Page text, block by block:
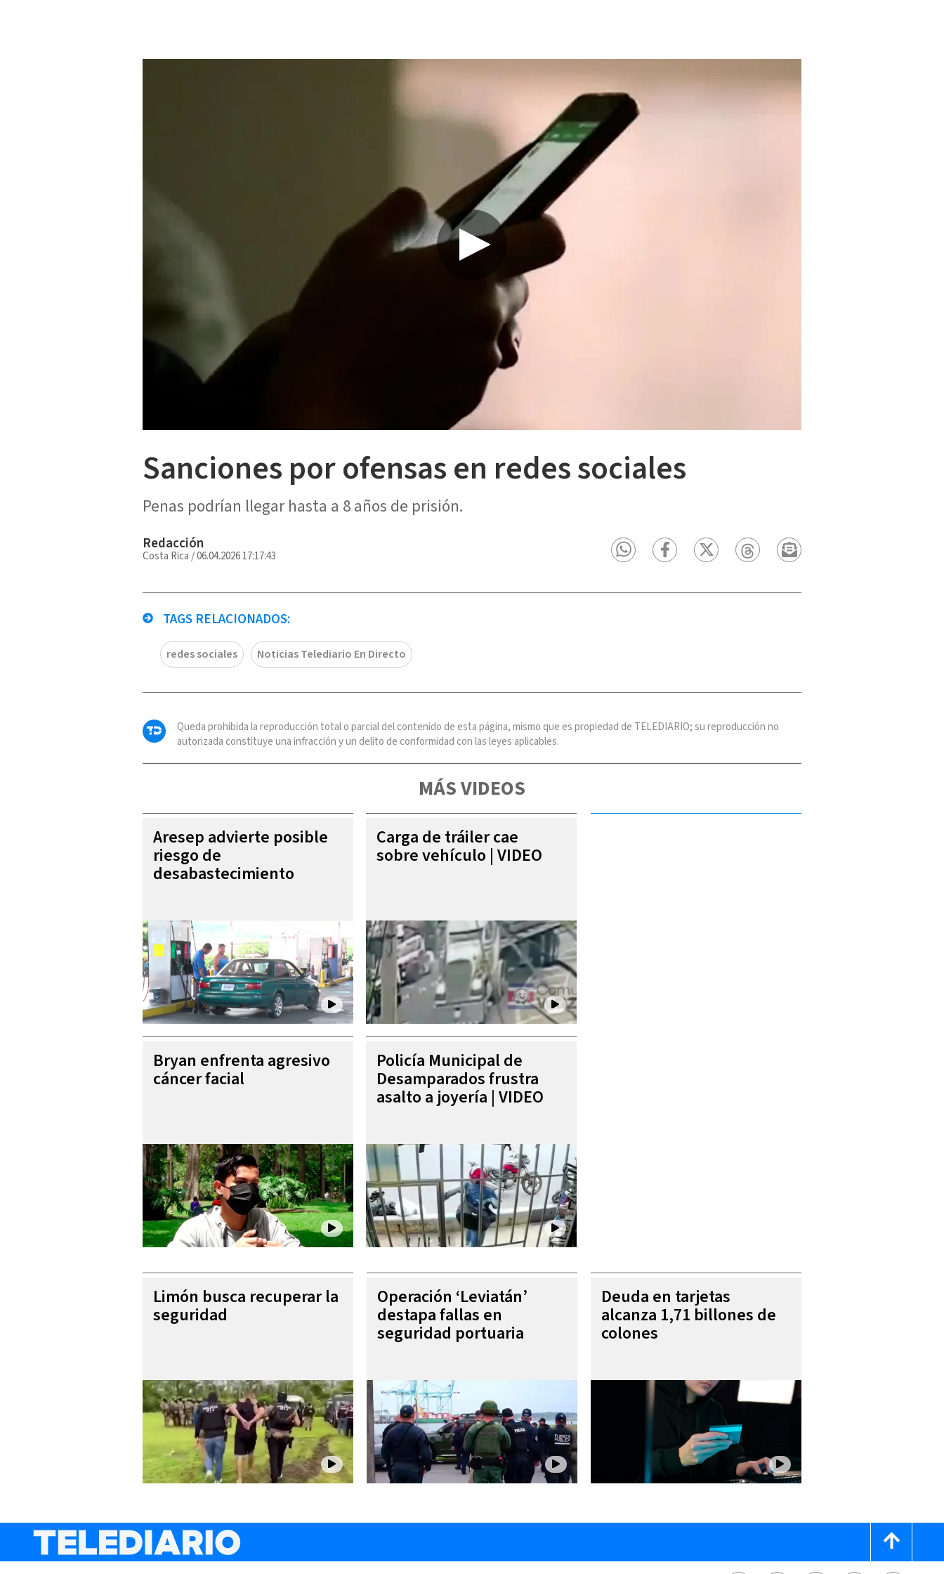
Sanciones por ofensas en redes sociales
Penas podrían llegar hasta a 8 años de prisión.
Redacción
Costa Rica /06.04.2026 17:17:43
TAGS RELACIONADOS:
redes sociales Noticias Telediario En Directo
Queda prohibida la reproducción total o parcial del contenido de esta página, mismo que es propiedad de TELEDIARIO; su reproducción no
autorizada constituye una infracción y un delito de conformidad con las leyes aplicables.
MÁS VIDEOS
Aresep advierte posible
riesgo de
desabastecimiento
Carga de tráiler cae
sobre vehículo | VIDEO
Bryan enfrenta agresivo
cáncer facial
Policía Municipal de
Desamparados frustra
asalto a joyería | VIDEO
Limón busca recuperar la
seguridad
Operación ‘Leviatán’
destapa fallas en
seguridad portuaria
Deuda en tarjetas
alcanza 1,71 billones de
colones